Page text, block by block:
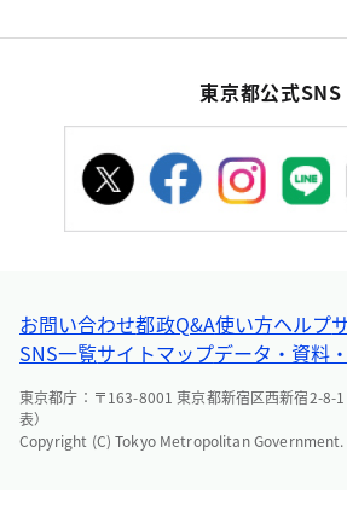
東京都公式SNS
お問い合わせ都政Q&A使い方ヘルプ
SNS一覧サイトマップデータ・資料
東京都庁：〒163-8001 東京都新宿区西新宿2-8-
表）
Copyright (C) Tokyo Metropolitan